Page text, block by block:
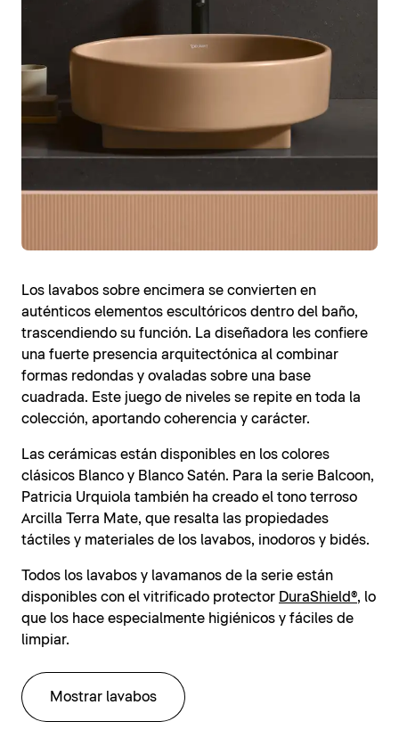
Los lavabos sobre encimera se convierten en
auténticos elementos escultóricos dentro del baño,
trascendiendo su función. La diseñadora les confiere
una fuerte presencia arquitectónica al combinar
formas redondas y ovaladas sobre una base
cuadrada. Este juego de niveles se repite en toda la
colección, aportando coherencia y carácter.
Las cerámicas están disponibles en los colores
clásicos Blanco y Blanco Satén. Para la serie Balcoon,
Patricia Urquiola también ha creado el tono terroso
Arcilla Terra Mate, que resalta las propiedades
táctiles y materiales de los lavabos, inodoros y bidés.
Todos los lavabos y lavamanos de la serie están
disponibles con el vitrificado protector DuraShield®, lo
que los hace especialmente higiénicos y fáciles de
limpiar.
Mostrar lavabos